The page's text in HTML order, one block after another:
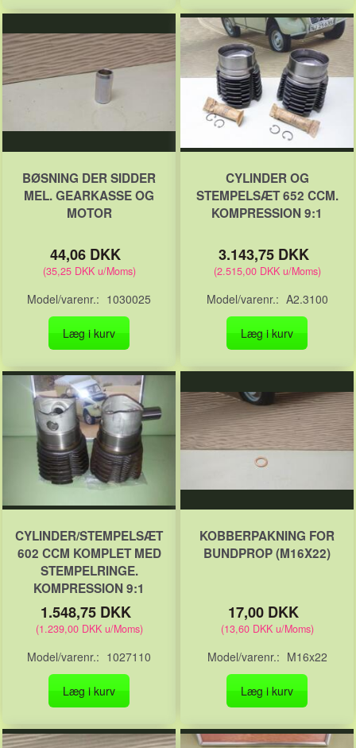
BØSNING DER SIDDER
MEL. GEARKASSE OG
MOTOR
44,06 DKK
(35,25 DKKu/Moms)
Model/varenr.: 1030025
Læg i kurv
CYLINDER OG
STEMPELSÆT 652 CCM.
KOMPRESSION 9:1
3.143,75 DKK
(2.515,00 DKKu/Moms)
Model/varenr.: A2.3100
Læg i kurv
CYLINDER/STEMPELSÆT
602 CCM KOMPLET MED
STEMPELRINGE.
KOMPRESSION 9:1
1.548,75 DKK
(1.239,00 DKKu/Moms)
Model/varenr.: 1027110
Læg i kurv
KOBBERPAKNING FOR
BUNDPROP (M16X22)
17,00 DKK
(13,60 DKKu/Moms)
Model/varenr.: M16x22
Læg i kurv